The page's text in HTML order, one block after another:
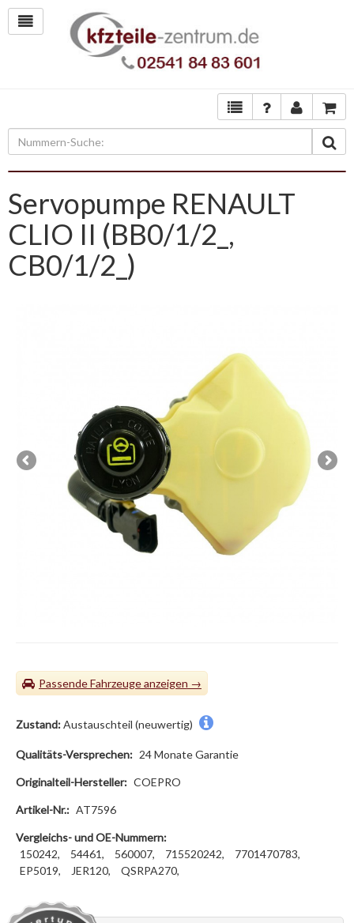
Servopumpe RENAULT
CLIO II (BB0/1/2_,
CB0/1/2_)
Passende Fahrzeuge
Zustand:Austauschteil (neuwertig)
Qualitäts-Versprechen: 24 Monate Garantie
Originalteil-Hersteller: COEPRO
Artikel-Nr.: AT7596
Vergleichs- und OE-Nummern:
150242,
54461, 560007, 715520242,
7701470783,
EP5019,
JER120, QSRPA270,